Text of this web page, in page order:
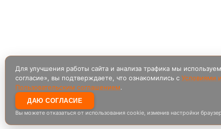
Для улучшения работы сайта и анализа трафика мы
согласие», вы подтверждаете, что ознакомились с Условиями
Пользовательским соглашением.
ДАЮ СОГЛАСИЕ
Вы можете отказаться от использования cookie, изменив настройки